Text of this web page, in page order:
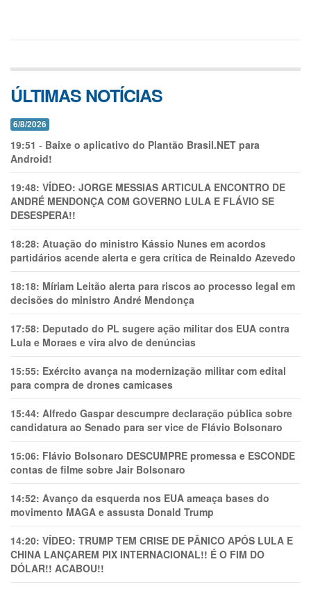
ÚLTIMAS NOTÍCIAS
6/8/2026
19:51 - Baixe o aplicativo do Plantão Brasil.NET para
Android!
19:48: VÍDEO: JORGE MESSIAS ARTICULA ENCONTRO DE
ANDRÉ MENDONÇA COM GOVERNO LULA E FLÁVIO SE
DESESPERA!!
18:28: Atuação do ministro Kássio Nunes em acordos
partidários acende alerta e gera crítica de Reinaldo Azevedo
18:18: Míriam Leitão alerta para riscos ao processo legal em
decisões do ministro André Mendonça
17:58: Deputado do PL sugere ação militar dos EUA contra
Lula e Moraes e vira alvo de denúncias
15:55: Exército avança na modernização militar com edital
para compra de drones camicases
15:44: Alfredo Gaspar descumpre declaração pública sobre
candidatura ao Senado para ser vice de Flávio Bolsonaro
15:06: Flávio Bolsonaro DESCUMPRE promessa e ESCONDE
contas de filme sobre Jair Bolsonaro
14:52: Avanço da esquerda nos EUA ameaça bases do
movimento MAGA e assusta Donald Trump
14:20: VÍDEO: TRUMP TEM CRlSE DE PÂNlCO APÓS LULA E
CHINA LANÇAREM PIX INTERNACIONAL!! É O FIM DO
DÓLAR!! ACABOU!!